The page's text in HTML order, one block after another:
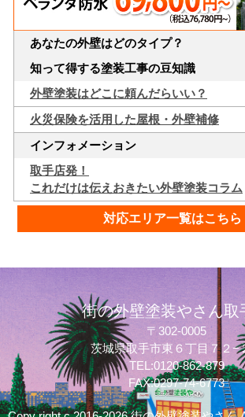
あなたの外壁はどのタイプ？
知って得する塗装工事の豆知識
外壁塗装はどこに頼んだらいい？
火災保険を活用した屋根・外壁補修
インフォメーション
取手店発！
これだけは伝えおきたい外壁塗装コラム
対応エリア一覧はこちら
街の外壁塗装やさん取
〒302-0005
茨城県取手市東６丁目７２−
TEL:0120-862-879
FAX:0297-74-6773